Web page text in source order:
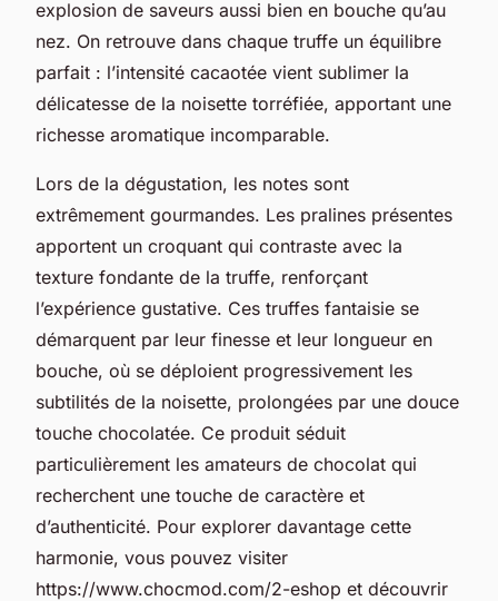
explosion de saveurs aussi bien en bouche qu’au
nez. On retrouve dans chaque truffe un équilibre
parfait : l’intensité cacaotée vient sublimer la
délicatesse de la noisette torréfiée, apportant une
richesse aromatique incomparable.
Lors de la dégustation, les notes sont
extrêmement gourmandes. Les pralines présentes
apportent un croquant qui contraste avec la
texture fondante de la truffe, renforçant
l’expérience gustative. Ces truffes fantaisie se
démarquent par leur finesse et leur longueur en
bouche, où se déploient progressivement les
subtilités de la noisette, prolongées par une douce
touche chocolatée. Ce produit séduit
particulièrement les amateurs de chocolat qui
recherchent une touche de caractère et
d’authenticité. Pour explorer davantage cette
harmonie, vous pouvez visiter
https://www.chocmod.com/2-eshop et découvrir